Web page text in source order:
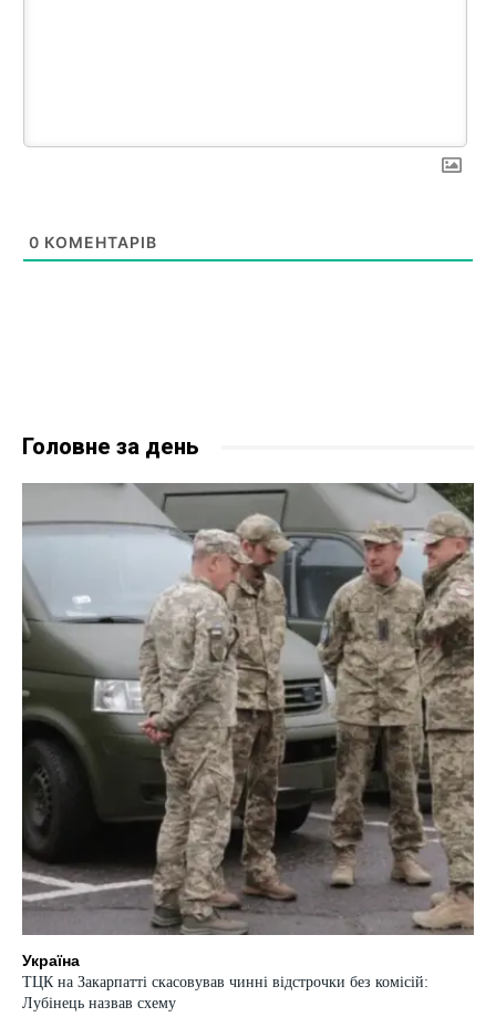
0 КОМЕНТАРІВ
Головне за день
Україна
ТЦК на Закарпатті скасовував чинні відстрочки без комісій:
Лубінець назвав схему